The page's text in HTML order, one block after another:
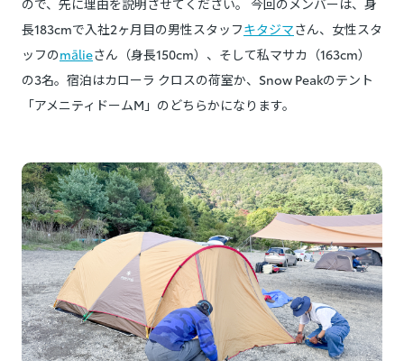
ので、先に理由を説明させてください。 今回のメンバーは、身
長183cmで入社2ヶ月目の男性スタッフキタジマさん、女性スタ
ッフのmālieさん（身長150cm）、そして私マサカ（163cm）
の3名。宿泊はカローラ クロスの荷室か、Snow Peakのテント
「アメニティドームM」のどちらかになります。